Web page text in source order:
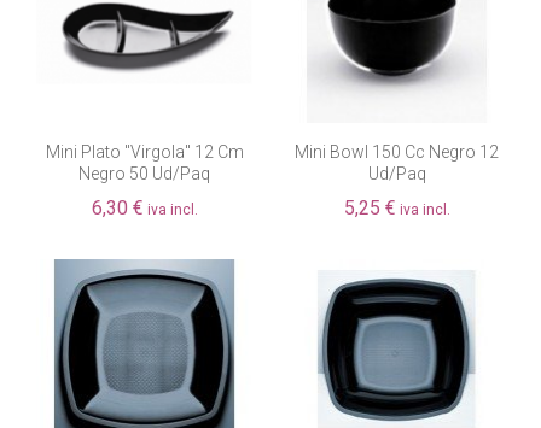
Mini Plato "virgola" 12 Cm
Negro 50 Ud/paq
6,30 € iva incl.
Mini Bowl 150 Cc Negro 12
Ud/paq
5,25 € iva incl.